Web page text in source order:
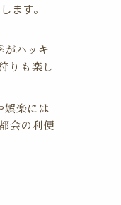
ます。
がハッキ
りも楽し
娯楽には
会の利便